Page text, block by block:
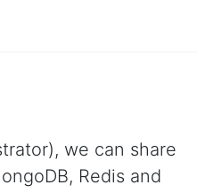
we can share
Redis and